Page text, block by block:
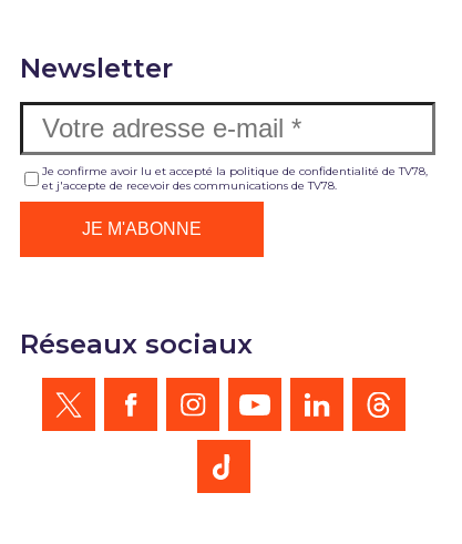
Newsletter
Je confirme avoir lu et accepté la politique de confidentialité de TV78,
et j'accepte de recevoir des communications de TV78.
Réseaux sociaux